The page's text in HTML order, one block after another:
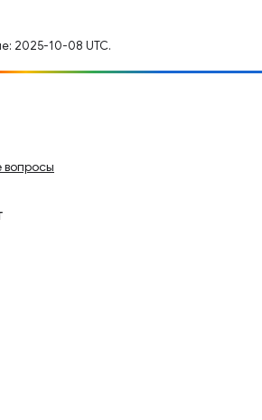
2025-10-08 UTC.
вопросы